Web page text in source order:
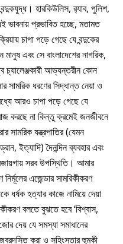
হারকিউলিস, র‌্যাব, পুলিশ,
ভাবনায় প্রভাবিত হচ্ছে, মতামত
চাপা পড়ে গেছে যে বন্দুকের
এবং সে বাংলাদেশের নাগরিক,
চ্যালেঞ্জকারী আভ্যন্তরীন কোন
সামরিক ধরণের সিদ্ধান্ত নেয়া ও
আরও চাপা পড়ে গেছে যে
করছে না কিন্তু ক্রমেই জনজীবনে
সামরিক যন্ত্রপাতির (যেমন
ইত্যাদি) দৈনন্দিন ব্যবহার এবং
সরব উপস্থিতি। আমার
এজেন্ডার সামরিকীকরণ
হত্যার কাজে নামিয়ে দেয়া
বলতে বুঝতে হবে ‘বিশ্বাস,
দেয় যে সমস্যা সমাধানের
করা ও সহিংসতার হুমকী